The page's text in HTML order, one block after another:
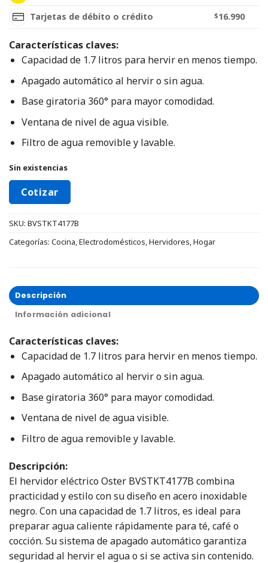
Tarjetas de débito o crédito
$16.990
Características claves:
Capacidad de 1.7 litros para hervir en menos tiempo.
Apagado automático al hervir o sin agua.
Base giratoria 360° para mayor comodidad.
Ventana de nivel de agua visible.
Filtro de agua removible y lavable.
Sin existencias
Cotizar
SKU: BVSTKT4177B
Categorías: Cocina,Electrodomésticos,Hervidores,Hogar
Descripción
Información adicional
Características claves:
Capacidad de 1.7 litros para hervir en menos tiempo.
Apagado automático al hervir o sin agua.
Base giratoria 360° para mayor comodidad.
Ventana de nivel de agua visible.
Filtro de agua removible y lavable.
Descripción:
El hervidor eléctrico Oster BVSTKT4177B combina
practicidad y estilo con su diseño en acero inoxidable
negro. Con una capacidad de 1.7 litros, es ideal para
preparar agua caliente rápidamente para té, café o
cocción. Su sistema de apagado automático garantiza
seguridad al hervir el agua o si se activa sin contenido.